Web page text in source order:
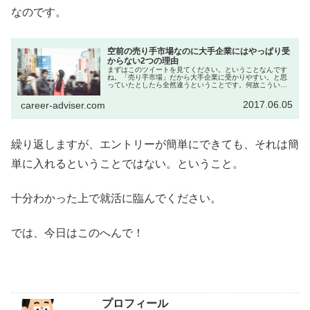
なのです。
空前の売り手市場なのに大手企業にはやっぱり受
からない2つの理由
まずはこのツイートを見てください。ということなんです
ね。「売り手市場」だから大手企業に受かりやすい。と思
っていたとしたら全然違うということです。何故こういう
career-adviser.com 2017.06.05
繰り返しますが、エントリーが簡単にできても、それは簡
単に入れるということではない。ということ。
十分わかった上で就活に臨んでください。
では、今日はこのへんで！
プロフィール